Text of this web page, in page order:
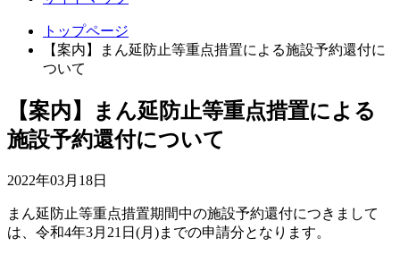
トップページ
【案内】まん延防止等重点措置による施設予約還付に
ついて
【案内】まん延防止等重点措置による
施設予約還付について
2022年03月18日
まん延防止等重点措置期間中の施設予約還付につきまして
は、令和4年3月21日(月)までの申請分となります。